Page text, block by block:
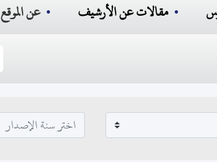
مقالات عن الأرشيف عن الموقع